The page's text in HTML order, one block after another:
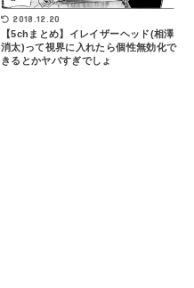
2018.12.20
【5chまとめ】イレイザーヘッド(相澤
消太)って視界に入れたら個性無効化で
きるとかヤバすぎでしょ